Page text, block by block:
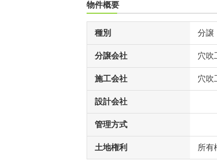
物件概要
種別 分譲
分譲会社 穴吹
施工会社 穴吹
設計会社
管理方式
土地権利 所有